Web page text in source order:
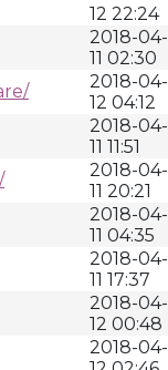
12 22:24
2018-04-
11 02:30
2018-04-
12 04:12
2018-04-
11 11:51
2018-04-
11 20:21
2018-04-
11 04:35
2018-04-
11 17:37
2018-04-
12 00:48
2018-04-